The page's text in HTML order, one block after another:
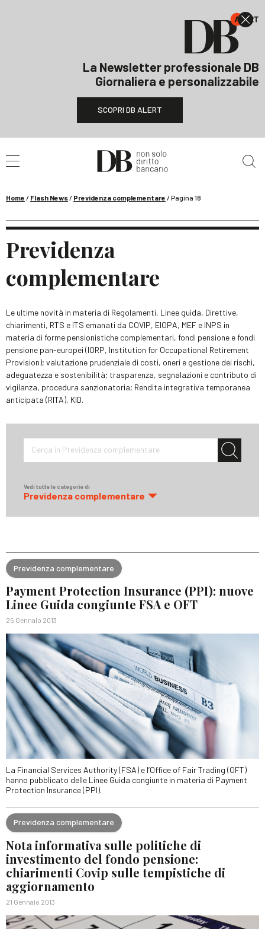
La Newsletter professionale DB
Giornaliera e personalizzabile
SCOPRI DB ALERT
Home / Flash News/ Previdenza complementare /Pagina 18
Previdenza
complementare
Le ultime novità in materia di Regolamenti, Linee guida, Direttive,
chiarimenti, RTS e ITS emanati da COVIP, EIOPA, MEF e INPS in
materia di forme pensionistiche complementari, fondi pensione e fondi
pensione pan-europei (IORP, Institution for Occupational Retirement
Provision); valutazione prudenziale di costi, oneri e gestione dei rischi,
adeguatezza e sostenibilità; trasparenza, segnalazioni e contributo di
vigilanza, procedura sanzionatoria; Rendita integrativa temporanea
anticipata (RITA), KID.
Cerca in Previdenza complementare
Vedi tutte le categorie di
Previdenza complementare
Previdenza complementare
Payment Protection Insurance (PPI): nuove
Linee Guida congiunte FSA e OFT
25 Gennaio 2013
La Financial Services Authority (FSA) e l’Office of Fair Trading (OFT)
hanno pubblicato delle Linee Guida congiunte in materia di Payment
Protection Insurance (PPI).
Previdenza complementare
Nota informativa sulle politiche di
investimento del fondo pensione:
chiarimenti Covip sulle tempistiche di
aggiornamento
21 Gennaio 2013